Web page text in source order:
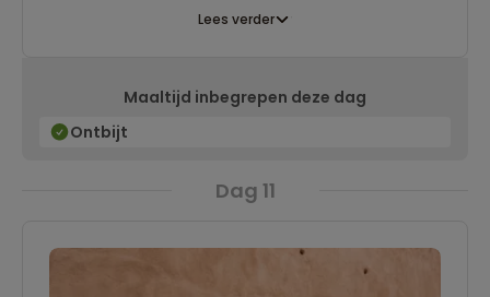
Lees verder
Maaltijd inbegrepen deze dag
Ontbijt
Dag 11